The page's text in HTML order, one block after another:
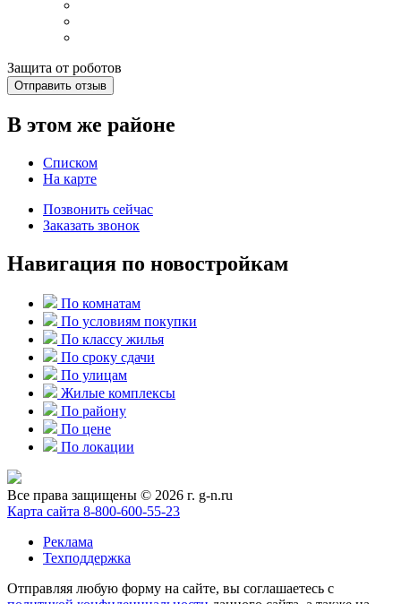
Защита от роботов
Отправить отзыв
В этом же районе
Списком
На карте
Позвонить сейчас
Заказать звонок
Навигация по новостройкам
По комнатам
По условиям покупки
По классу жилья
По сроку сдачи
По улицам
Жилые комплексы
По району
По цене
По локации
Все права защищены © 2026 г. g-n.ru
Карта сайта 8-800-600-55-23
Реклама
Техподдержка
Отправляя любую форму на сайте, вы соглашаетесь с